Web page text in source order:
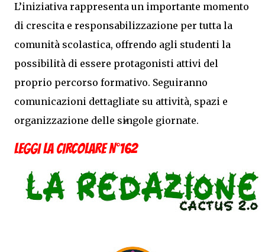
L’iniziativa rappresenta un importante momento
di crescita e responsabilizzazione per tutta la
comunità scolastica, offrendo agli studenti la
possibilità di essere protagonisti attivi del
proprio percorso formativo. Seguiranno
comunicazioni dettagliate su attività, spazi e
organizzazione delle singole giornate.
LEGGI LA CIRCOLARE N°162